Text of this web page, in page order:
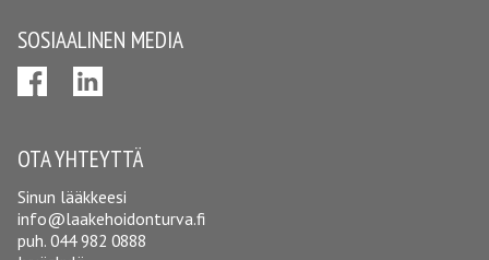
SOSIAALINEN MEDIA
OTA YHTEYTTÄ
Sinun lääkkeesi
info@laakehoidonturva.fi
puh.044 982 0888